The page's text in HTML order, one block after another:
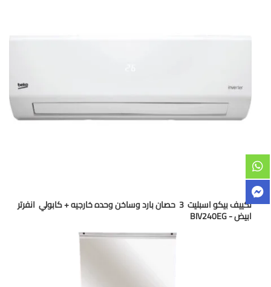
تكييف بيكو اسبليت 3 حصان بارد وساخن وحده خارجيه + كابولي انفرتر
ابيض - BIV240EG